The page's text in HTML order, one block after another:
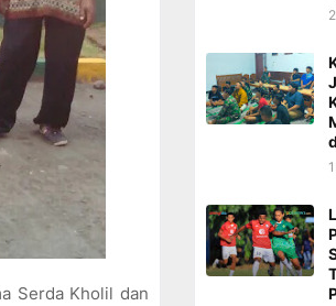
Serda Kholil dan